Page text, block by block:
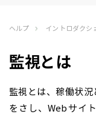
ヘルプ イントロダクシ
監視とは
監視とは、稼働状
をさし、Webサイ